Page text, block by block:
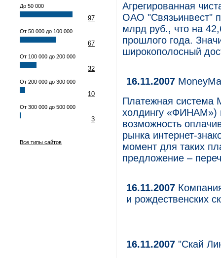
До 50 000
97
От 50 000 до 100 000
67
От 100 000 до 200 000
32
От 200 000 до 300 000
10
От 300 000 до 500 000
3
Все типы сайтов
Агрегированная
ОАО "Связьинвест"
млрд руб., что на
прошлого года.
широкополосный
16.11.2007
Платежная система
холдингу «ФИНАМ»)
возможность
рынка интернет-
момент для таких
предложение –
16.11.2007
и рождественских
16.11.2007 "Скай